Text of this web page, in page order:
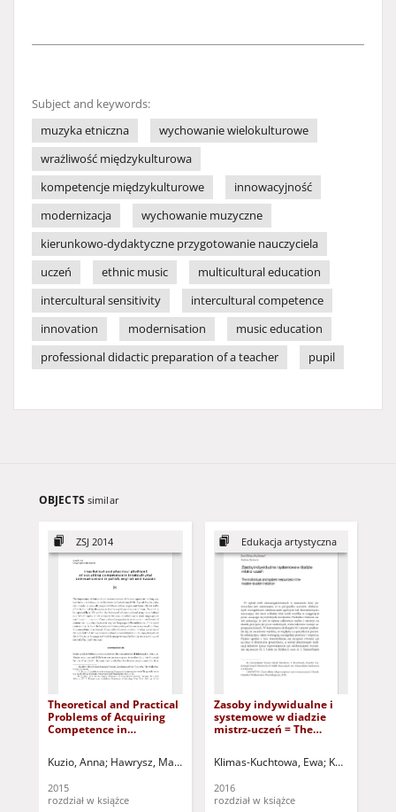
Subject and keywords:
muzyka etniczna
wychowanie wielokulturowe
wrażliwość międzykulturowa
kompetencje międzykulturowe
innowacyjność
modernizacja
wychowanie muzyczne
kierunkowo-dydaktyczne przygotowanie nauczyciela
uczeń
ethnic music
multicultural education
intercultural sensitivity
intercultural competence
innovation
modernisation
music education
professional didactic preparation of a teacher
pupil
OBJECTS similar
ZSJ 2014
Theoretical and Practical
Problems of Acquiring
Competence in
Polish, English and
praktyczne aspekty
nabywania kompetencji
Kuzio, Anna Hawrysz, Magdalena - red. nauk. Uździcka, Marzanna -
2015
rozdział w książce
Edukacja artystyczna
Zasoby indywidualne i
systemowe w diadzie
mistrz-uczeń = The
student relation
Klimas-Kuchtowa, Ewa
2016
rozdział w książce